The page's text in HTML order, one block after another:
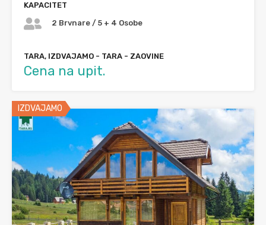
KAPACITET
2 Brvnare / 5 + 4 Osobe
TARA, IZDVAJAMO - TARA - ZAOVINE
Cena na upit.
IZDVAJAMO